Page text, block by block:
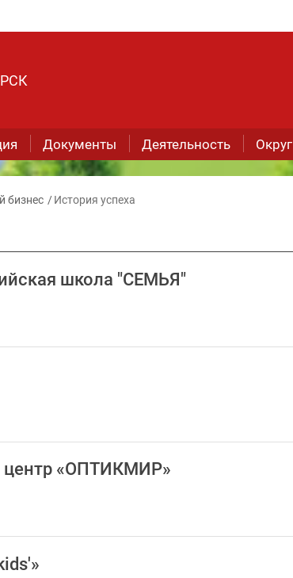
Документы Деятельность Округ
бизнес История успеха
школа "СЕМЬЯ"
центр «ОПТИКМИР»